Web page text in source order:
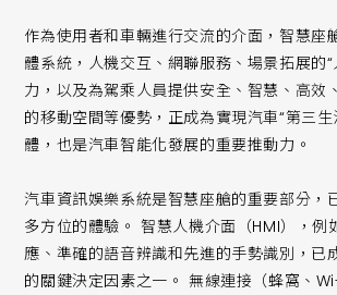
作為使用者和車輛進行交流的介面，智慧座
體系統，人機交互、網聯服務、場景拓展的
力，以及為駕乘人員提供安全、智慧、高效
的移動空間等優勢，正成為實現汽車“第三
體，也是汽車智能化發展的重要推動力。
汽車資訊娛樂系統是智慧座艙的重要部分，
多方位的體驗。 智慧人機介面（HMI），例
應、準確的語音辨識和先進的手勢識別，已
的關鍵決定因素之一。 無線連接（蜂窩、